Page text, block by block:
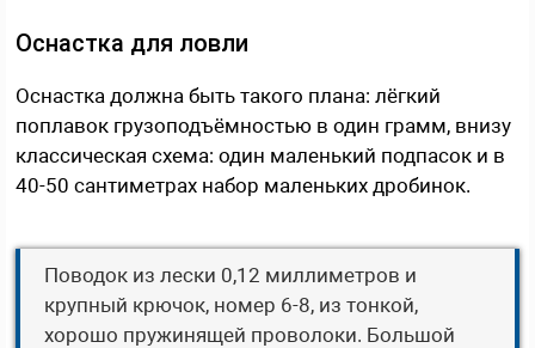
Оснастка для ловли
Оснастка должна быть такого плана: лёгкий
поплавок грузоподъёмностью в один грамм, внизу
классическая схема: один маленький подпасок и в
40-50 сантиметрах набор маленьких дробинок.
Поводок из лески 0,12 миллиметров и
крупный крючок, номер 6-8, из тонкой,
хорошо пружинящей проволоки. Большой